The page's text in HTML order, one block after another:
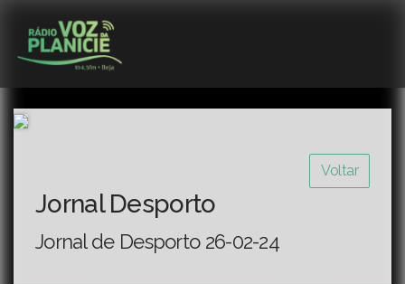
Voltar
Jornal Desporto
Jornal de Desporto 26-02-24